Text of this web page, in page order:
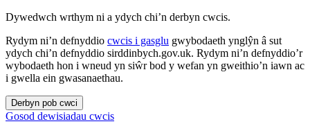
Dywedwch wrthym ni a ydych chi’n derbyn cwcis.
Rydym ni’n defnyddio cwcis i gasglu gwybodaeth ynglŷn â sut
ydych chi’n defnyddio sirddinbych.gov.uk. Rydym ni’n defnyddio’r
wybodaeth hon i wneud yn siŵr bod y wefan yn gweithio’n iawn ac
i gwella ein gwasanaethau.
Derbyn pob cwci
Gosod dewisiadau cwcis